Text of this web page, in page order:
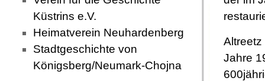
Küstrins e.V.
Heimatverein Neuhardenberg
Stadtgeschichte von
Königsberg/Neumark-Chojna
Altreetz
Jahre